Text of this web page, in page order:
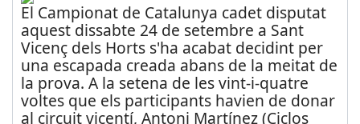
El Campionat de Catalunya cadet disputat
aquest dissabte 24 de setembre a Sant
Vicenç dels Horts s'ha acabat decidint per
una escapada creada abans de la meitat de
la prova. A la setena de les vint-i-quatre
voltes que els participants havien de donar
al circuit vicentí, Antoni Martínez (Ciclos